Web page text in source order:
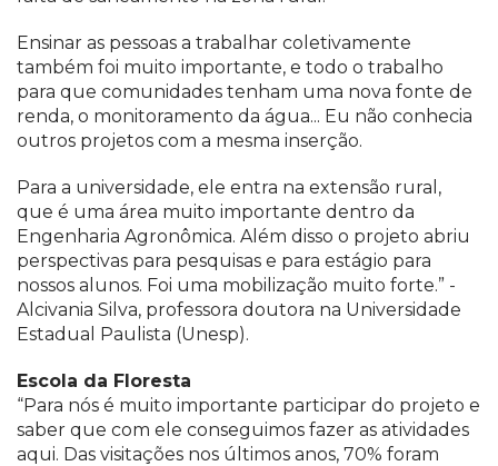
Ensinar as pessoas a trabalhar coletivamente
também foi muito importante, e todo o trabalho
para que comunidades tenham uma nova fonte de
renda, o monitoramento da água... Eu não conhecia
outros projetos com a mesma inserção.
Para a universidade, ele entra na extensão rural,
que é uma área muito importante dentro da
Engenharia Agronômica. Além disso o projeto abriu
perspectivas para pesquisas e para estágio para
nossos alunos. Foi uma mobilização muito forte.” -
Alcivania Silva, professora doutora na Universidade
Estadual Paulista (Unesp).
Escola da Floresta
“Para nós é muito importante participar do projeto e
saber que com ele conseguimos fazer as atividades
aqui. Das visitações nos últimos anos, 70% foram